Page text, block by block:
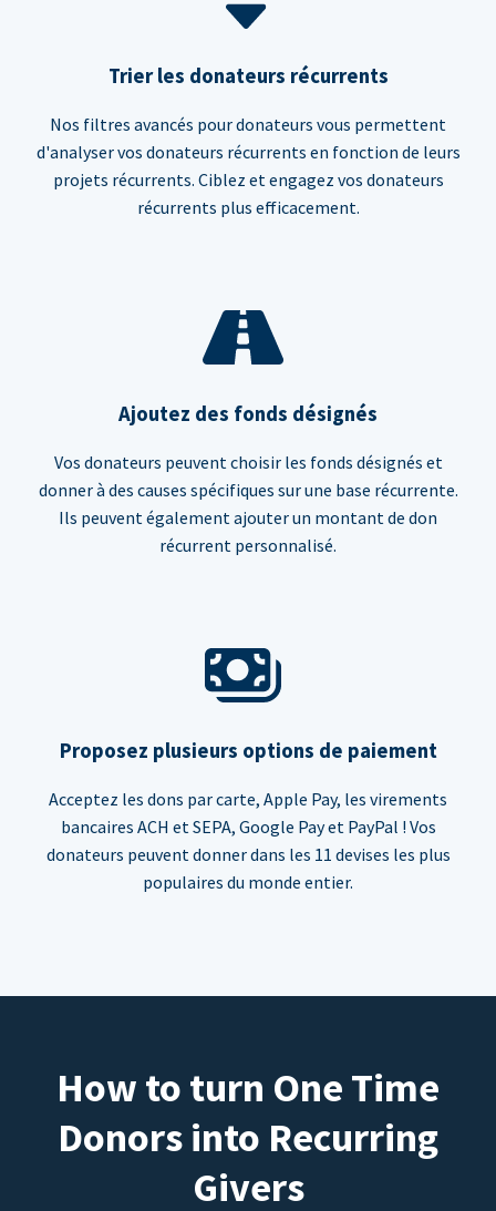
Trier les donateurs récurrents
Nos filtres avancés pour donateurs vous permettent
d'analyser vos donateurs récurrents en fonction de leurs
projets récurrents. Ciblez et engagez vos donateurs
récurrents plus efficacement.
Ajoutez des fonds désignés
Vos donateurs peuvent choisir les fonds désignés et
donner à des causes spécifiques sur une base récurrente.
Ils peuvent également ajouter un montant de don
récurrent personnalisé.
Proposez plusieurs options de paiement
Acceptez les dons par carte, Apple Pay, les virements
bancaires ACH et SEPA, Google Pay et PayPal ! Vos
donateurs peuvent donner dans les 11 devises les plus
populaires du monde entier.
How to turn One Time
Donors into Recurring
Givers